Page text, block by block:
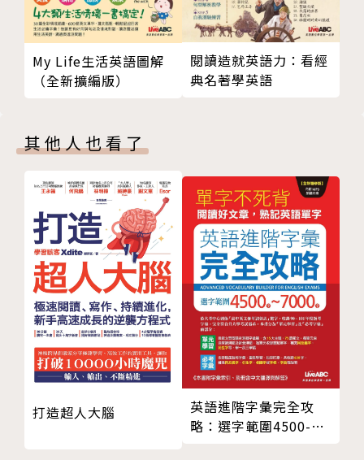
型。
每個單元包含4到10個常見的句型，每個句型一開始會
先列出「句型公式」，幫助讀者瞭解句法結構。接下來
「延伸學習」中，我們會納入同樣意思的其他句型、類
似的句法等。而「進階學習」則是難度較高的句型，你
可以斟酌自己目前的實力來學習。另外，在每個單元之
後還有兩大題的綜合練習，提供練習的機會，可以幫助
你知道自己的學習成效。
◎多聽多說，奠定英語好基礎！
要學習正確的英文句型也要知道如何正確的說，若要聆
聽專業老師的正確發音，你可以用隨書附贈的 MP3 學
習，也可以掃描每個句型右上方的 QR code，連上網
路播放音檔，讓你在學習的路上更方便更有效率。最
My Life生活英語圖解
（全新擴編版）
閱讀造就英語力：看經
典名著學英語
其他人也看了
打造超人大腦
英語進階字彙完全攻
略：選字範圍4500-